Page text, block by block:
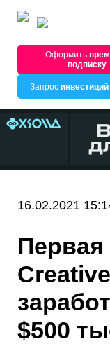
Оформить
подписку
Запрос инвестиций
16.02.2021
Первая
$500